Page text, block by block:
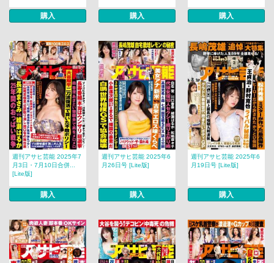
購入 購入 購入
週刊アサヒ芸能 2025年7
月3日・7月10日合併...
[Lite版]
購入
週刊アサヒ芸能 2025年6
月26日号 [Lite版]
購入
週刊アサヒ芸能 2025年6
月19日号 [Lite版]
購入